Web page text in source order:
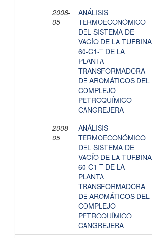
2008-
05
ANÁLISIS
TERMOECONÓMICO
DEL SISTEMA DE
VACÍO DE LA TURBINA
60-C1-T DE LA
PLANTA
TRANSFORMADORA
DE AROMÁTICOS DEL
COMPLEJO
PETROQUÍMICO
CANGREJERA
2008-
05
ANÁLISIS
TERMOECONÓMICO
DEL SISTEMA DE
VACÍO DE LA TURBINA
60-C1-T DE LA
PLANTA
TRANSFORMADORA
DE AROMÁTICOS DEL
COMPLEJO
PETROQUÍMICO
CANGREJERA